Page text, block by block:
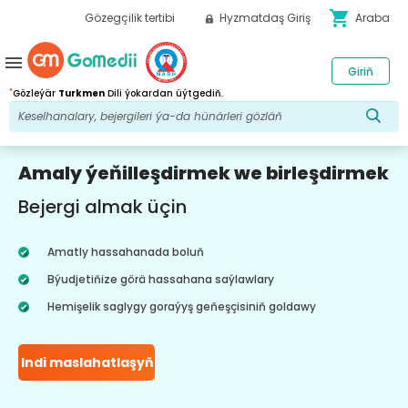
Gözegçilik tertibi Hyzmatdaş Giriş shopping_cart Araba
*Gözleýär Turkmen Dili ýokardan üýtgediň.
Giriň
menu
Amaly ýeňilleşdirmek we birleşdirmek
Bejergi almak üçin
Amatly hassahanada boluň
Býudjetiňize görä hassahana saýlawlary
Hemişelik saglygy goraýyş geňeşçisiniň goldawy
Indi maslahatlaşyň